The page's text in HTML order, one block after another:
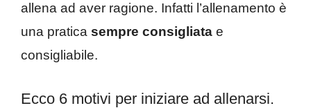
allena ad aver ragione. Infatti l’allenamento è
una pratica sempre consigliata e
consigliabile.
Ecco 6 motivi per iniziare ad allenarsi.